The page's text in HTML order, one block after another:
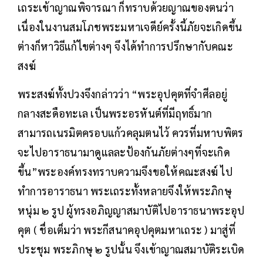
เถระเข้าญาณพิจารณา ก็ทราบด้วยญาณของตนว่า
เนื่องในงานสมโภชพระมหาเจดีย์ครั้งนี้ภัยจะเกิดขึ้น
ต่างก็หาวิธีแก้ไขต่างๆ จึงได้ทำการปรึกษากับคณะ
สงฆ์
พระสงฆ์ทั้งปวงจึงกล่าวว่า “พระอุปคุตที่จำศีลอยู่
กลางสะดือทะเล เป็นพระอรหันต์ที่มีฤทธิ์มาก
สามารถเนรมิตครอบแก้วคลุมตนไว้ ควรที่มหาบพิตร
จะไปอาราธนามาดูแลละป้องกันภัยต่างๆที่จะเกิด
ขึ้น”พระองค์ทรงทราบความจึงขอให้คณะสงฆ์ ไป
ทำการอาราธนา พระเถระทั้งหลายจึงให้พระภิกษุ
หนุ่ม ๒ รูป ผู้ทรงอภิญญาสมาบัติไปอาราธนาพระอุป
คุต ( ชื่อเต็มว่า พระกีสนาคอุปคุตมหาเถระ ) มาสู่ที่
ประชุม พระภิกษุ ๒ รูปนั้น จึงเข้าญาณสมาบัติระเบิด